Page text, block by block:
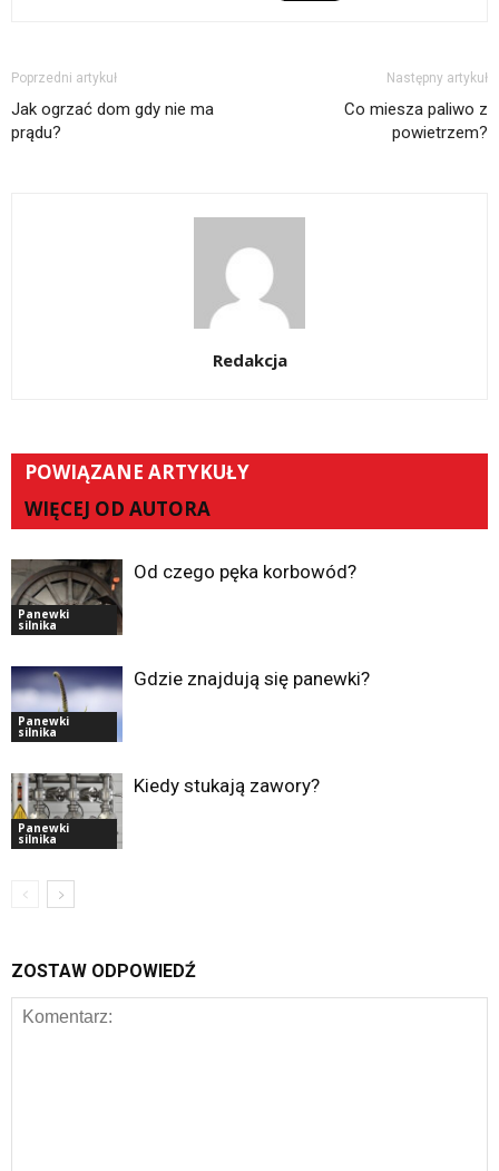
Poprzedni artykuł
Jak ogrzać dom gdy nie ma
prądu?
Następny artykuł
Co miesza paliwo z
powietrzem?
Redakcja
POWIĄZANE ARTYKUŁY
WIĘCEJ OD AUTORA
Panewki
silnika
Od czego pęka korbowód?
Panewki
silnika
Gdzie znajdują się panewki?
Panewki
silnika
Kiedy stukają zawory?
ZOSTAW ODPOWIEDŹ